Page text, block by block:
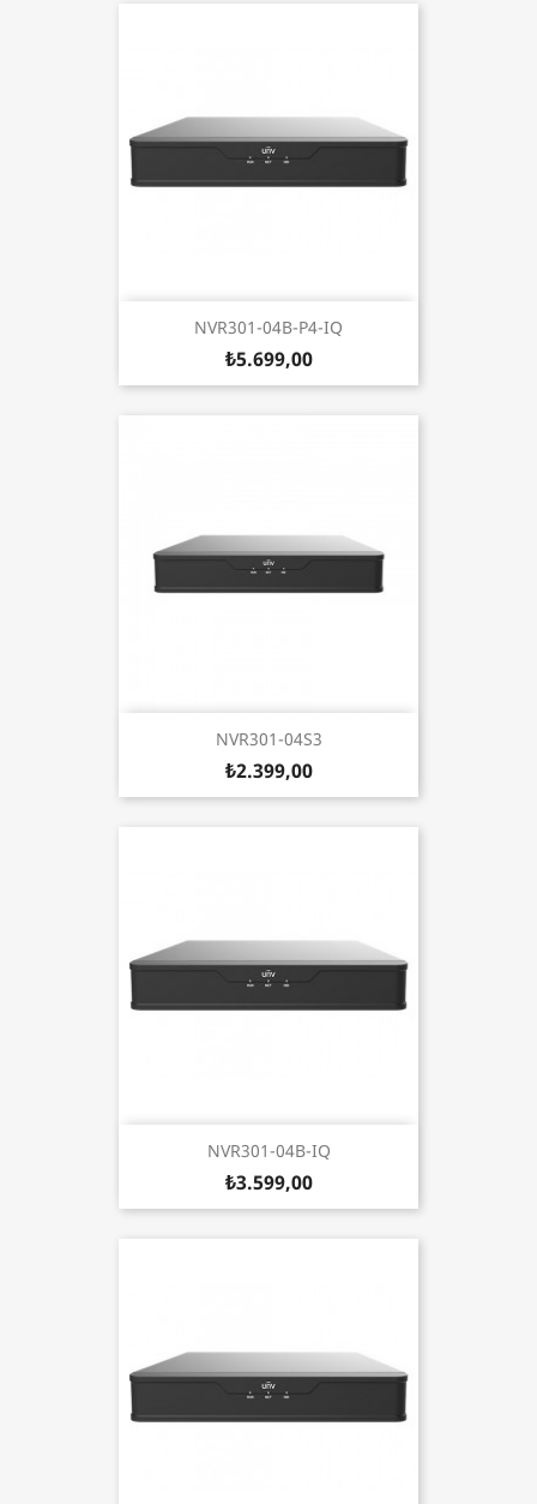
NVR301-04B-P4-IQ
₺5.699,00
NVR301-04S3
₺2.399,00
NVR301-04B-IQ
₺3.599,00